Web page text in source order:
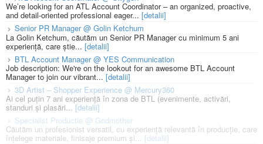
We’re looking for an ATL Account Coordinator – an organized, proactive,
and detail-oriented professional eager... [detalii]
Senior PR Manager @ Golin Ketchum
La Golin Ketchum, căutăm un Senior PR Manager cu minimum 5 ani
experiență, care știe... [detalii]
BTL Account Manager @ YES Communication
Job description: We're on the lookout for an awesome BTL Account
Manager to join our vibrant... [detalii]
3D Artist – Shopper Experience @ Mercury360
Ai cel puțin 7 ani experiență în zona de BTL (evenimente, activări,
standuri și plasări...[detalii]
Specialist Productie @ Godmother
Căutăm un profesionist versatil, cu experiență relevantă în producție, care
înțelege materiale, finisaje premium și... [detalii]